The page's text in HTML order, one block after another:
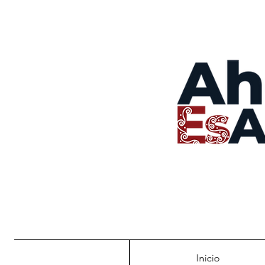
Inicio